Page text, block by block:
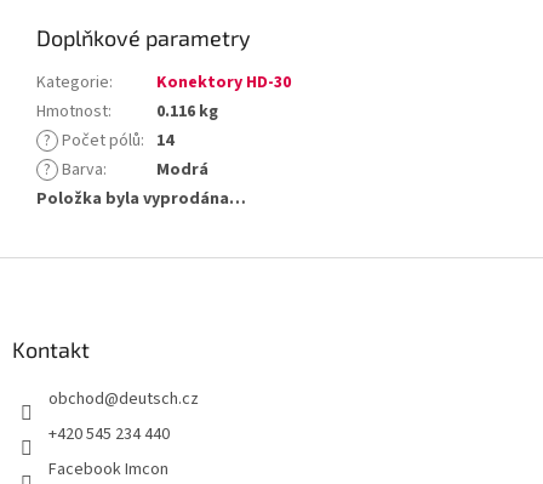
Doplňkové parametry
Kategorie:
Konektory HD-30
Hmotnost:
0.116 kg
? Počet pólů: 14
? Barva:
Modrá
Položka byla vyprodána…
Kontakt
obchod@deutsch.cz
+420 545 234 440
Facebook Imcon